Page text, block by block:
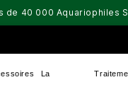
40 000
La